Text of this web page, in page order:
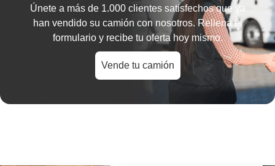
Únete a más de 1.000 clientes satisfechosque ya
han vendido su camión con nosotros. Rellena el
formulario y recibe tu oferta hoy mismo.
Vende tu camión